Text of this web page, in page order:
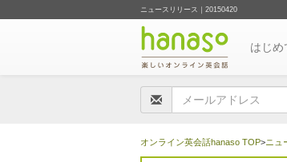
ニュースリリース｜20150420
はじめ
オンライン英会話hanaso TOP>ニュ